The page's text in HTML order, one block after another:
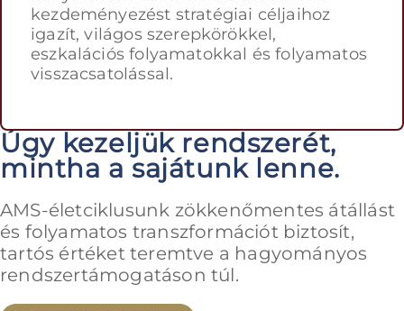
kezdeményezést stratégiai céljaihoz
igazít, világos szerepkörökkel,
eszkalációs folyamatokkal és folyamatos
visszacsatolással.
Úgy kezeljük rendszerét,
mintha a sajátunk lenne.
AMS-életciklusunk zökkenőmentes átállást
és folyamatos transzformációt biztosít,
tartós értéket teremtve a hagyományos
rendszer­támogatáson túl.